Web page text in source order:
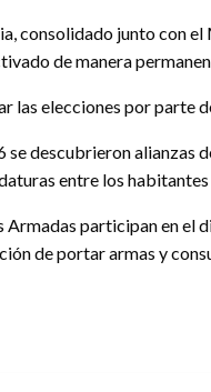
consolidado junto con
de manera
las elecciones por parte
descubrieron alianzas
entre los
participan en el
de portar armas y